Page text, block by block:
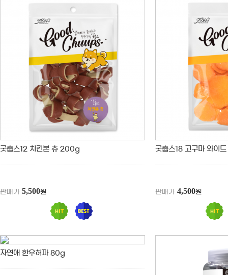
굿츕스12 치킨본 츄 200g
판매가 5,500원
굿츕스18 고구마 와이
판매가 4,500원
자연애 한우허파 80g